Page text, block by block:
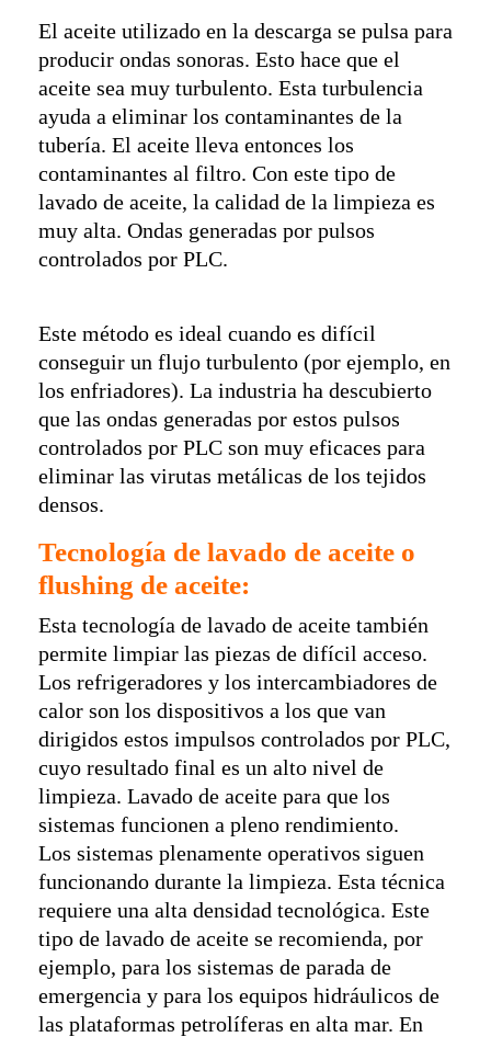
El aceite utilizado en la descarga se pulsa para
producir ondas sonoras. Esto hace que el
aceite sea muy turbulento. Esta turbulencia
ayuda a eliminar los contaminantes de la
tubería. El aceite lleva entonces los
contaminantes al filtro. Con este tipo de
lavado de aceite, la calidad de la limpieza es
muy alta. Ondas generadas por pulsos
controlados por PLC.
Este método es ideal cuando es difícil
conseguir un flujo turbulento (por ejemplo, en
los enfriadores). La industria ha descubierto
que las ondas generadas por estos pulsos
controlados por PLC son muy eficaces para
eliminar las virutas metálicas de los tejidos
densos.
Tecnología de lavado de aceite o
flushing de aceite:
Esta tecnología de lavado de aceite también
permite limpiar las piezas de difícil acceso.
Los refrigeradores y los intercambiadores de
calor son los dispositivos a los que van
dirigidos estos impulsos controlados por PLC,
cuyo resultado final es un alto nivel de
limpieza. Lavado de aceite para que los
sistemas funcionen a pleno rendimiento.
Los sistemas plenamente operativos siguen
funcionando durante la limpieza. Esta técnica
requiere una alta densidad tecnológica. Este
tipo de lavado de aceite se recomienda, por
ejemplo, para los sistemas de parada de
emergencia y para los equipos hidráulicos de
las plataformas petrolíferas en alta mar. En